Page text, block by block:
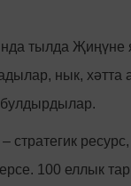
тылда Җиңүне
нык,
100 еллык